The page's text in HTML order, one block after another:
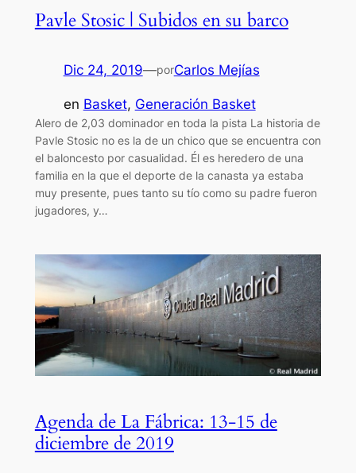
Pavle Stosic | Subidos en su barco
Dic 24, 2019—porCarlos Mejías
en Basket, Generación Basket
Alero de 2,03 dominador en toda la pista La historia de
Pavle Stosic no es la de un chico que se encuentra con
el baloncesto por casualidad. Él es heredero de una
familia en la que el deporte de la canasta ya estaba
muy presente, pues tanto su tío como su padre fueron
jugadores, y…
Agenda de La Fábrica: 13-15 de
diciembre de 2019